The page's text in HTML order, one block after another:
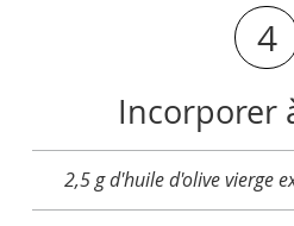
4
Incorporer
2,5 g d'huile d'olive vierge